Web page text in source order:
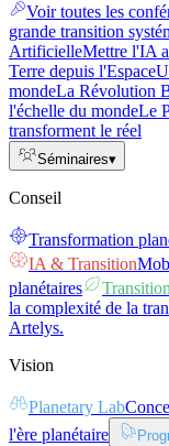
Voir toutes les
grande transition
ArtificielleMettre l'IA
Terre depuis l'Espace
mondeLa Révolution
l'échelle du mondeLe
transforment le réel
Séminaires▾
Conseil
Transformation
IA & Transition
planétaires
la complexité de la
Artelys.
Vision
Planetary Lab
l'ère planétaire